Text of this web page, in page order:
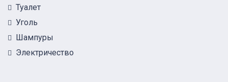
Туалет
Уголь
Шампуры
Электричество